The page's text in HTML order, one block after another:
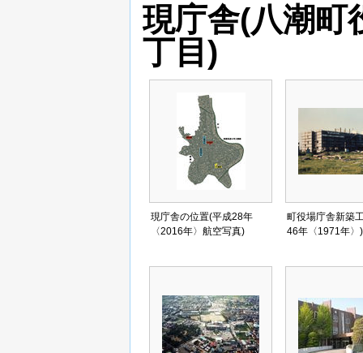
現庁舎(八潮町
丁目)
現庁舎の位置(平成28年
〈2016年〉航空写真)
町役場庁舎新築
46年〈1971年〉)